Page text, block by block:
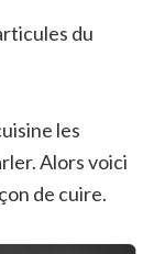
du
les
Alors voici
de cuire.